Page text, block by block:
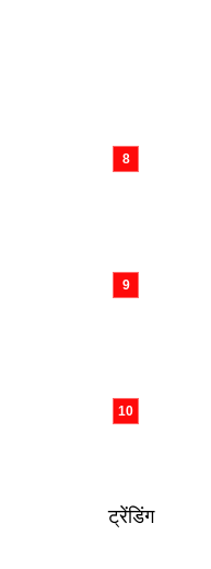
ट्रेंडिंग